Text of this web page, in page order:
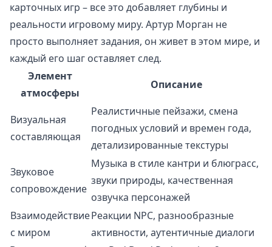
карточных игр – все это добавляет глубины и
реальности игровому миру. Артур Морган не
просто выполняет задания, он живет в этом мире, и
каждый его шаг оставляет след.
Элемент
атмосферы
Описание
Визуальная
составляющая
Реалистичные пейзажи, смена
погодных условий и времен года,
детализированные текстуры
Звуковое
сопровождение
Музыка в стиле кантри и блюграсс,
звуки природы, качественная
озвучка персонажей
Взаимодействие
с миром
Реакции NPC, разнообразные
активности, аутентичные диалоги